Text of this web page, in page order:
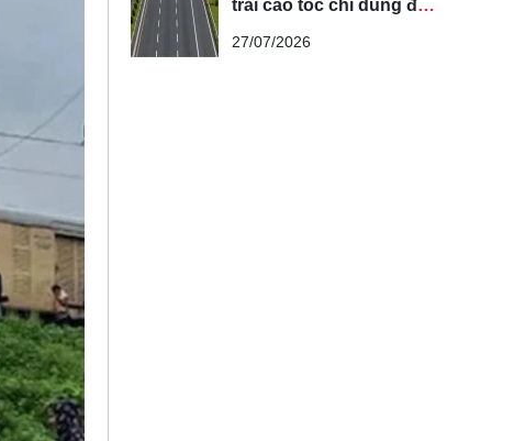
trái cao tốc chỉ dùng để
tục
27/07/2026